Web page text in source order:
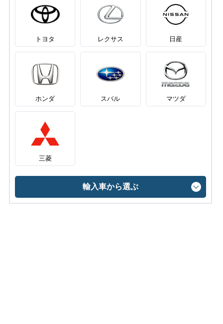
トヨタ レクサス 日産
ホンダ スバル マツダ
三菱
輸入車から選ぶ